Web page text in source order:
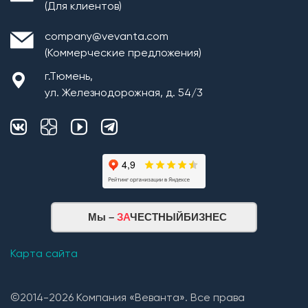
Монтаж плит перекрытия
Кровельная система
1. Монтаж стропильной системы из пиломатериала
(Технониколь, Дёке) и Металлочерепицы (в
(Для клиентов)
company@vevanta.com
(Коммерческие предложения)
г.Тюмень,
ул. Железнодорожная, д. 54/3
Мы – ЗАЧЕСТНЫЙБИЗНЕС
Карта сайта
©2014-2026 Компания «Веванта». Все права